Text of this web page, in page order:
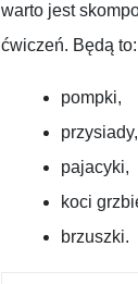
warto jest
ćwiczeń. Będą to:
pompki,
przysiady,
pajacyki,
koci
brzuszki.